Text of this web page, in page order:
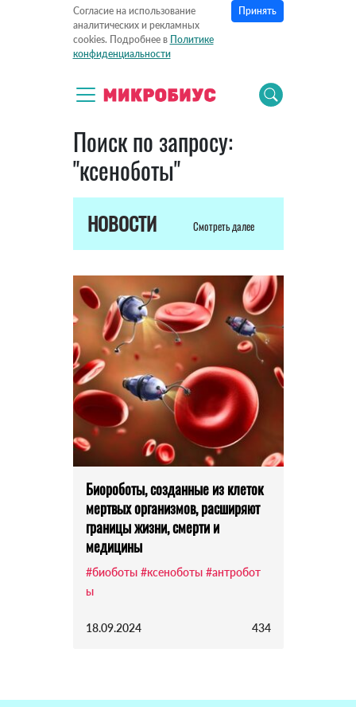
Согласие на использование
аналитических и рекламных
cookies. Подробнее в Политике
конфиденциальности
Принять
Поиск по запросу:
"ксеноботы"
НОВОСТИ Смотреть далее
Биороботы, созданные из клеток
мертвых организмов, расширяют
границы жизни, смерти и
медицины
#биоботы #ксеноботы #антробот
ы
18.09.2024 434